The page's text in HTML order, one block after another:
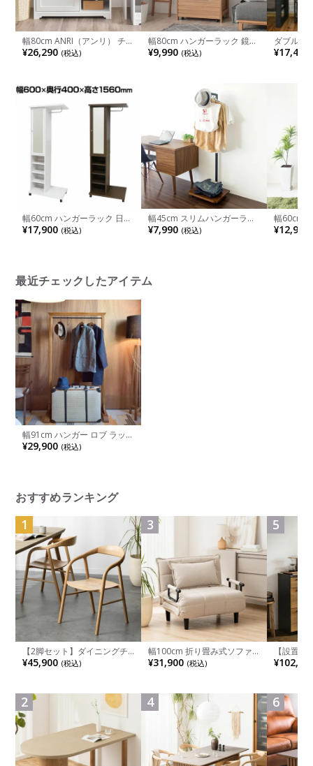
幅80cm ANRI（アンリ） チェ
スト（ハンガー収納付き） ホ
ワイト チェスト・サイドチェ
¥26,290 (税込)
幅80cm ハンガーラック 鏡付
き 引き出し付き 衣類収納 ラ
ック コートハンガー コート
¥9,990 (税込)
ダブルハ
ーラック
リーズ
¥17,490
幅60cm ハンガーラック 日本
製 ミラー付き キャスター付
き 小物収納 可動棚 オフィス
¥17,900 (税込)
幅45cm スリムハンガーラッ
ク TORRE キャスター付き 棚
付き 収納 洋服掛け 省スペー
¥7,990 (税込)
幅60cm
チハンガ
付き 棚付
¥12,900
最近チェックしたアイテム
幅91cm ハンガー ロブ ラック
コートハンガー GUY-655
¥29,900 (税込)
おすすめランキング
1
【2脚セット】ダイニングチ
ェア 木製 LUGA 肘付き チェ
ア 天然木 リビング椅子 板座
ュラル ブラウン 完成品
¥45,900 (税込)
2
3
幅100cm 折り畳み式ソファ
ベッド コンパクト リクライ
ニング カウチスタイル 省ス
¥31,900 (税込)
4
5
【設置
チンカウ
板 引き出
れ ウッデ
ル グレー
6